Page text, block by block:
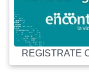
REGISTRATE